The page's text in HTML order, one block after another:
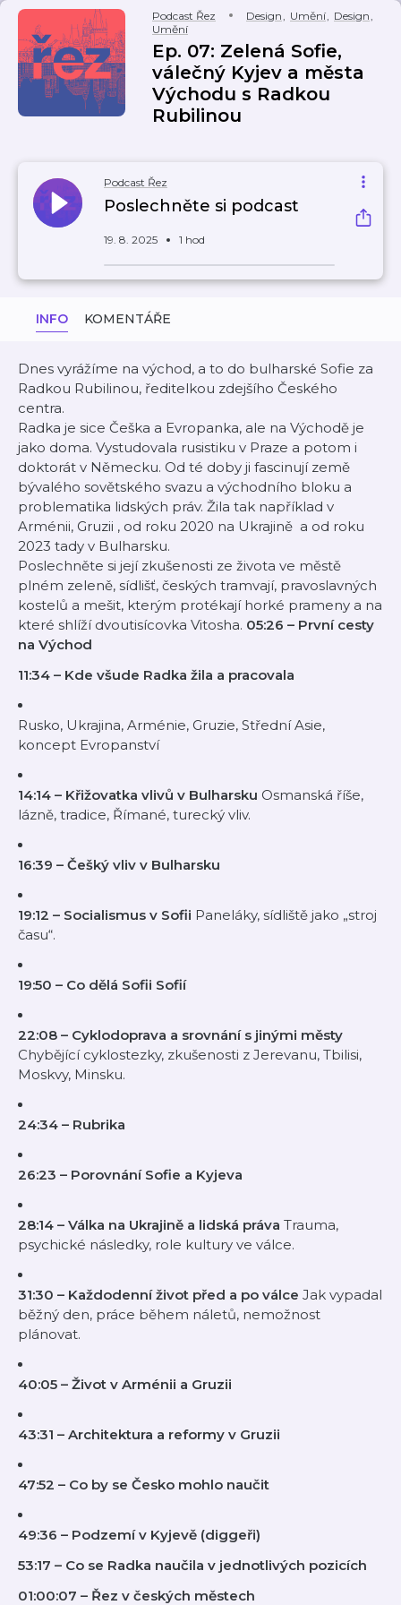
Podcast Řez Design, Umění, Design,
Umění
Ep. 07: Zelená Sofie,
válečný Kyjev a města
Východu s Radkou
Rubilinou
Podcast Řez
Poslechněte si podcast
19. 8. 2025 1 hod
INFO KOMENTÁŘE
Dnes vyrážíme na východ, a to do bulharské Sofie za
Radkou Rubilinou, ředitelkou zdejšího Českého
centra.
Radka je sice Češka a Evropanka, ale na Východě je
jako doma. Vystudovala rusistiku v Praze a potom i
doktorát v Německu. Od té doby ji fascinují země
bývalého sovětského svazu a východního bloku a
problematika lidských práv. Žila tak například v
Arménii, Gruzii , od roku 2020 na Ukrajině a od roku
2023 tady v Bulharsku.
Poslechněte si její zkušenosti ze života ve městě
plném zeleně, sídlišť, českých tramvají, pravoslavných
kostelů a mešit, kterým protékají horké prameny a na
které shlíží dvoutisícovka Vitosha. 05:26 – První cesty
na Východ
11:34 – Kde všude Radka žila a pracovala
Rusko, Ukrajina, Arménie, Gruzie, Střední Asie,
koncept Evropanství
14:14 – Křižovatka vlivů v Bulharsku Osmanská říše,
lázně, tradice, Římané, turecký vliv.
16:39 – Češký vliv v Bulharsku
19:12 – Socialismus v Sofii Paneláky, sídliště jako „stroj
času“.
19:50 – Co dělá Sofii Sofií
22:08 – Cyklodoprava a srovnání s jinými městy
Chybějící cyklostezky, zkušenosti z Jerevanu, Tbilisi,
Moskvy, Minsku.
24:34 – Rubrika
26:23 – Porovnání Sofie a Kyjeva
28:14 – Válka na Ukrajině a lidská práva Trauma,
psychické následky, role kultury ve válce.
31:30 – Každodenní život před a po válce Jak vypadal
běžný den, práce během náletů, nemožnost
plánovat.
40:05 – Život v Arménii a Gruzii
43:31 – Architektura a reformy v Gruzii
47:52 – Co by se Česko mohlo naučit
49:36 – Podzemí v Kyjevě (diggeři)
53:17 – Co se Radka naučila v jednotlivých pozicích
01:00:07 – Řez v českých městech